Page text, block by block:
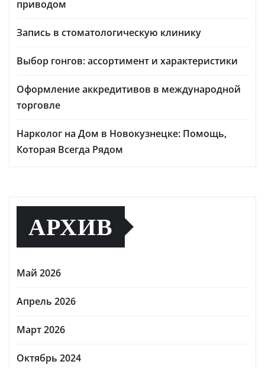
приводом
Запись в стоматологическую клинику
Выбор гонгов: ассортимент и характеристики
Оформление аккредитивов в международной
торговле
Нарколог на Дом в Новокузнецке: Помощь,
Которая Всегда Рядом
АРХИВ
Май 2026
Апрель 2026
Март 2026
Октябрь 2024